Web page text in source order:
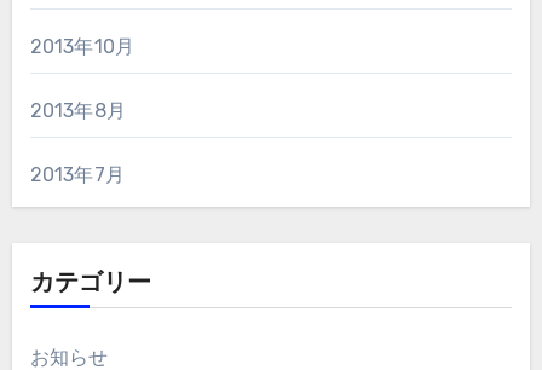
2013年10月
2013年8月
2013年7月
カテゴリー
お知らせ